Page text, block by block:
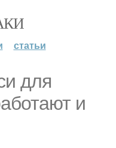
статьи
для
и